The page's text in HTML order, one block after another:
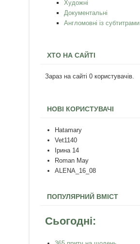
Художні
Документальні
Англомовні із субтитрами
ХТО НА САЙТІ
Зараз на сайті 0 користувачів.
НОВІ КОРИСТУВАЧІ
Hatamary
Vet1140
Ірина 14
Roman May
ALENA_16_08
ПОПУЛЯРНИЙ ВМІСТ
Сьогодні: